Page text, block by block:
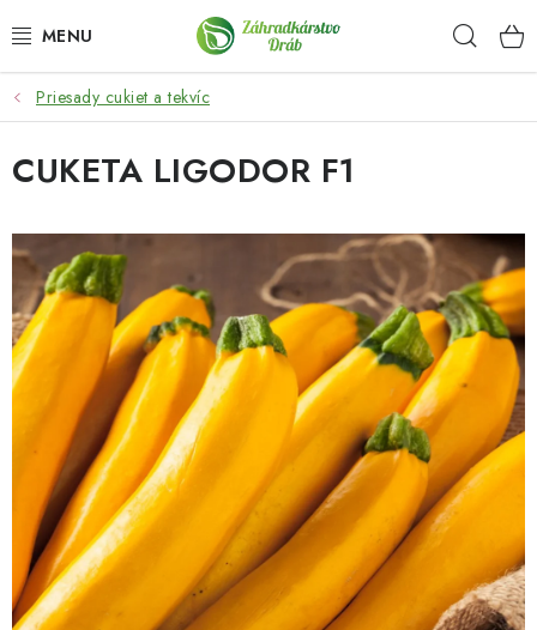
na
OKRASNÉ DREVINY
OLIVOVNÍKY, PALMY, CITRUSY
OVOCNÉ STROMY
KVETY A BYLINKY
SADIVÁ
ZÁHRADKÁRSKE POTREBY
HNOJIVÁ
CHÉMIA
Priesady cukiet a tekvíc
CUKETA LIGODOR F1